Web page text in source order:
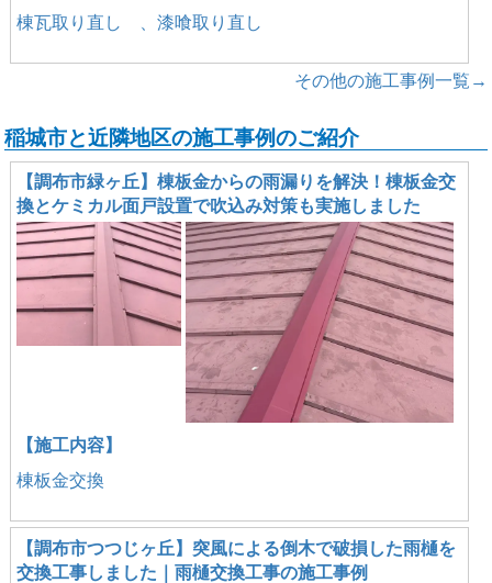
棟瓦取り直し 、漆喰取り直し
その他の施工事例一覧→
稲城市と近隣地区の施工事例のご紹介
【調布市緑ヶ丘】棟板金からの雨漏りを解決！棟板金交
換とケミカル面戸設置で吹込み対策も実施しました
【施工内容】
棟板金交換
【調布市つつじヶ丘】突風による倒木で破損した雨樋を
交換工事しました｜雨樋交換工事の施工事例